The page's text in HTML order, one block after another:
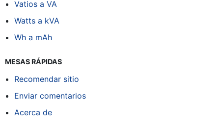
Vatios a VA
Watts a kVA
Wh a mAh
MESAS RÁPIDAS
Recomendar sitio
Enviar comentarios
Acerca de